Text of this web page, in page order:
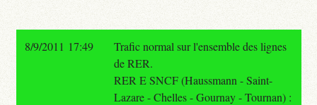
8/9/2011 17:49
Trafic normal sur l'ensemble des lignes
de RER.
RER E SNCF (Haussmann - Saint-
Lazare - Chelles - Gournay - Tournan) :